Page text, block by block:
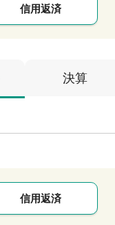
信用返済
決算
信用返済